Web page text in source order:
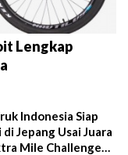
Lengkap
Indonesia Siap
Jepang Usai Juara
Mile Challenge